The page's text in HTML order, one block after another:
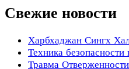
Свежие новости
Харбхаджан Сингх
Техника
Травма